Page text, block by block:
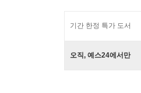
기간 한정 특가 도서
오직, 예스24에서만